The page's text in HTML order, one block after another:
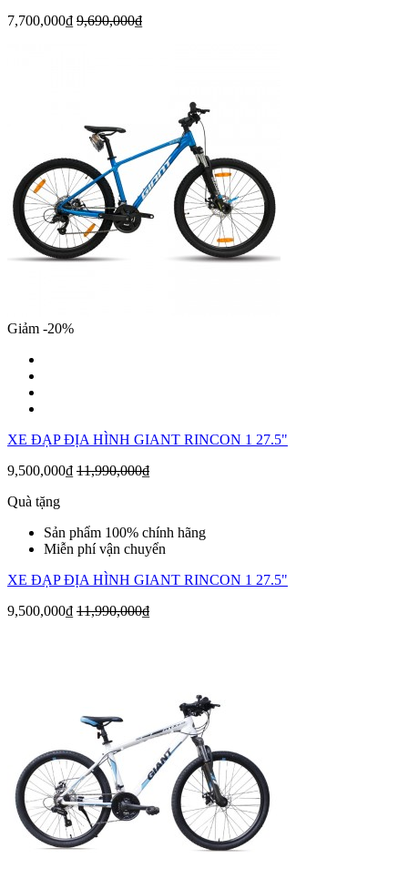
7,700,000₫ 9,690,000₫
Giảm -20%
XE ĐẠP ĐỊA HÌNH GIANT RINCON 1 27.5"
9,500,000₫ 11,990,000₫
Quà tặng
Sản phẩm 100% chính hãng
Miễn phí vận chuyển
XE ĐẠP ĐỊA HÌNH GIANT RINCON 1 27.5"
9,500,000₫ 11,990,000₫